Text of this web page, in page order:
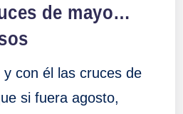
de mayo…
con él las cruces de
si fuera agosto,